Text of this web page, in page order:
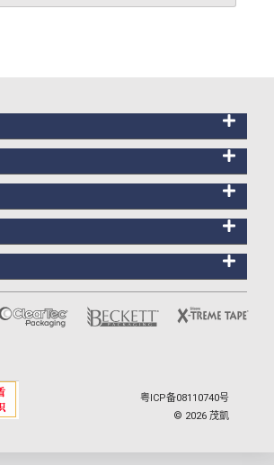
粤ICP备08110740号
© 2026 茂凱